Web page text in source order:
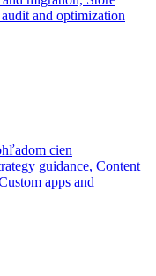
and optimization
cien
guidance, Content
apps and